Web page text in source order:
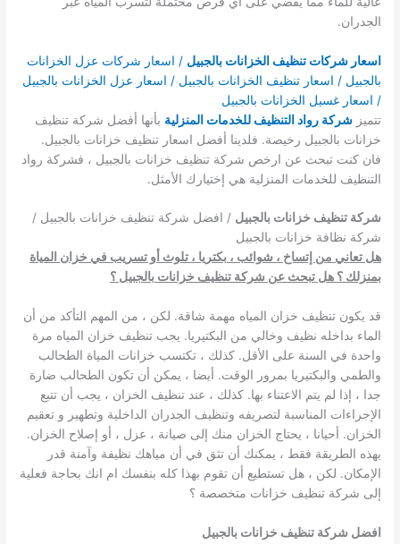
الجدران.
اسعار شركات تنظيف الخزانات بالجبيل / اسعار شركات عزل الخزانات
بالجبيل / اسعار تنظيف الخزانات بالجبيل / اسعار عزل الخزانات بالجبيل
/ اسعار غسيل الخزانات بالجبيل
تتميزشركة رواد التنظيف للخدمات المنزلية بأنها أفضل شركة تنظيف
خزانات بالجبيل رخيصة. فلدينا أفضل اسعار تنظيف خزانات بالجبيل.
فان كنت تبحث عن ارخص شركة تنظيف خزانات بالجبيل ، فشركة رواد
التنظيف للخدمات المنزلية هي إختيارك الأمثل.
شركة تنظيف خزانات بالجبيل / افضل شركة تنظيف خزانات بالجبيل /
شركة نظافة خزانات بالجبيل
هل تعاني من إتساخ ، شوائب ، بكتريا ، تلوث أو تسريب في خزان المياة
بمنزلك ؟ هل تبحث عن شركة تنظيف خزانات بالجبيل ؟
قد يكون تنظيف خزان المياه مهمة شاقة. لكن ، من المهم التأكد من أن
الماء بداخله نظيف وخالي من البكتيريا. يجب تنظيف خزان المياه مرة
واحدة في السنة على الأقل. كذلك ، تكتسب خزانات المياة الطحالب
والطمي والبكتيريا بمرور الوقت. أيضا ، يمكن أن تكون الطحالب ضارة
جدا ، إذا لم يتم الاعتناء بها. كذلك ، عند تنظيف الخزان ، يجب أن تتبع
الإجراءات المناسبة لتصريفه وتنظيف الجدران الداخلية وتطهير و تعقيم
الخزان. أحيانا ، يحتاج الخزان منك إلى صيانة ، عزل ، أو إصلاح الخزان.
بهذه الطريقة فقط ، يمكنك أن تثق في أن مياهك نظيفة وآمنة قدر
الإمكان. لكن ، هل تستطيع أن تقوم بهذا كله بنفسك ام انك بحاجة فعلية
إلى شركة تنظيف خزانات متخصصة ؟
افضل شركة تنظيف خزانات بالجبيل